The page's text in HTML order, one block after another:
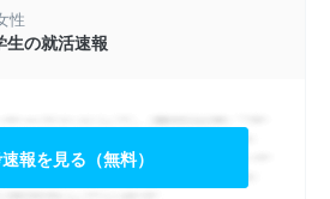
性
生の就活速報
報を見る（無料）